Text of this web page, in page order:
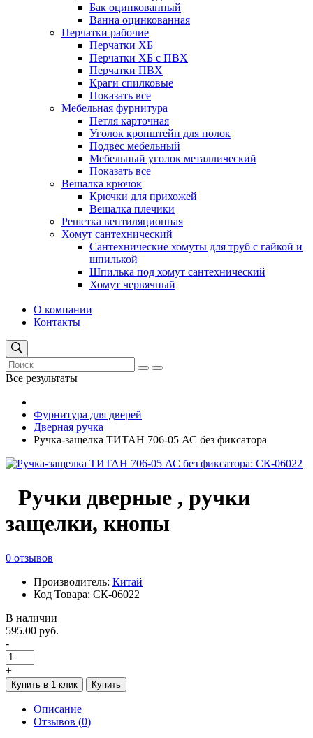
Бак оцинкованный
Ванна оцинкованная
Перчатки рабочие
Перчатки ХБ
Перчатки ХБ с ПВХ
Перчатки ПВХ
Краги спилковые
Показать все
Мебельная фурнитура
Петля карточная
Уголок кронштейн для полок
Подвес мебельный
Мебельный уголок металлический
Показать все
Вешалка крючок
Крючки для прихожей
Вешалка плечики
Решетка вентиляционная
Хомут сантехнический
Сантехнические хомуты для труб с гайкой и
шпилькой
Шпилька под хомут сантехнический
Хомут червячный
О компании
Контакты
Все результаты
Фурнитура для дверей
Дверная ручка
Ручка-защелка ТИТАН 706-05 АС без фиксатора
Ручки дверные , ручки
защелки, кнопы
0 отзывов
Производитель: Китай
Код Товара: СК-06022
В наличии
595.00 руб.
-
+
Купить в 1 клик Купить
Описание
Отзывов (0)